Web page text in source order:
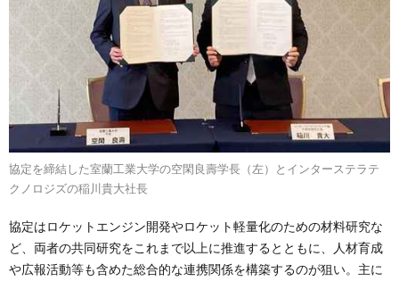
協定を締結した室蘭工業大学の空閑良壽学長（左）とインターステラテ
クノロジズの稲川貴大社長
協定はロケットエンジン開発やロケット軽量化のための材料研究な
ど、両者の共同研究をこれまで以上に推進するとともに、人材育成
や広報活動等も含めた総合的な連携関係を構築するのが狙い。主に